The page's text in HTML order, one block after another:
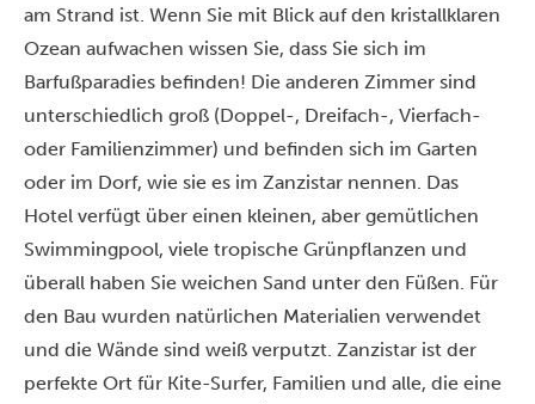
am Strand ist. Wenn Sie mit Blick auf den kristallklaren
Ozean aufwachen wissen Sie, dass Sie sich im
Barfußparadies befinden! Die anderen Zimmer sind
unterschiedlich groß (Doppel-, Dreifach-, Vierfach-
oder Familienzimmer) und befinden sich im Garten
oder im Dorf, wie sie es im Zanzistar nennen. Das
Hotel verfügt über einen kleinen, aber gemütlichen
Swimmingpool, viele tropische Grünpflanzen und
überall haben Sie weichen Sand unter den Füßen. Für
den Bau wurden natürlichen Materialien verwendet
und die Wände sind weiß verputzt. Zanzistar ist der
perfekte Ort für Kite-Surfer, Familien und alle, die eine